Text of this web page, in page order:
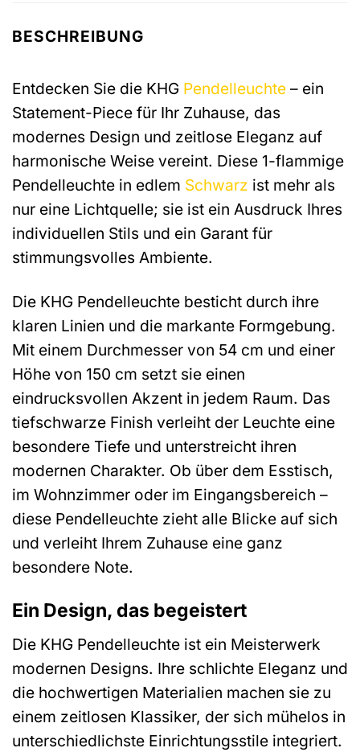
BESCHREIBUNG
Entdecken Sie die KHG Pendelleuchte – ein
Statement-Piece für Ihr Zuhause, das
modernes Design und zeitlose Eleganz auf
harmonische Weise vereint. Diese 1-flammige
Pendelleuchte in edlem Schwarz ist mehr als
nur eine Lichtquelle; sie ist ein Ausdruck Ihres
individuellen Stils und ein Garant für
stimmungsvolles Ambiente.
Die KHG Pendelleuchte besticht durch ihre
klaren Linien und die markante Formgebung.
Mit einem Durchmesser von 54 cm und einer
Höhe von 150 cm setzt sie einen
eindrucksvollen Akzent in jedem Raum. Das
tiefschwarze Finish verleiht der Leuchte eine
besondere Tiefe und unterstreicht ihren
modernen Charakter. Ob über dem Esstisch,
im Wohnzimmer oder im Eingangsbereich –
diese Pendelleuchte zieht alle Blicke auf sich
und verleiht Ihrem Zuhause eine ganz
besondere Note.
Ein Design, das begeistert
Die KHG Pendelleuchte ist ein Meisterwerk
modernen Designs. Ihre schlichte Eleganz und
die hochwertigen Materialien machen sie zu
einem zeitlosen Klassiker, der sich mühelos in
unterschiedlichste Einrichtungsstile integriert.